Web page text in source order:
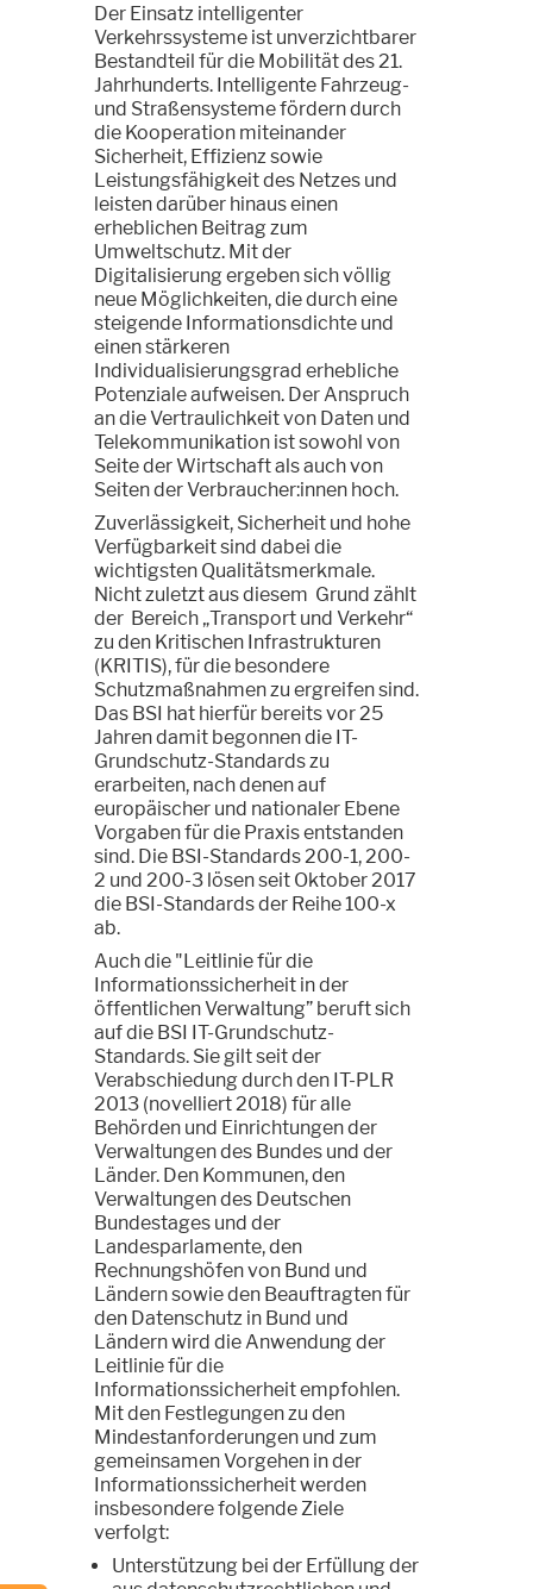
Der Einsatz intelligenter
Verkehrssysteme ist unverzichtbarer
Bestandteil für die Mobilität des 21.
Jahrhunderts. Intelligente Fahrzeug-
und Straßensysteme fördern durch
die Kooperation miteinander
Sicherheit, Effizienz sowie
Leistungsfähigkeit des Netzes und
leisten darüber hinaus einen
erheblichen Beitrag zum
Umweltschutz. Mit der
Digitalisierung ergeben sich völlig
neue Möglichkeiten, die durch eine
steigende Informationsdichte und
einen stärkeren
Individualisierungsgrad erhebliche
Potenziale aufweisen. Der Anspruch
an die Vertraulichkeit von Daten und
Telekommunikation ist sowohl von
Seite der Wirtschaft als auch von
Seiten der Verbraucher:innen hoch.
Zuverlässigkeit, Sicherheit und hohe
Verfügbarkeit sind dabei die
wichtigsten Qualitätsmerkmale.
Nicht zuletzt aus diesem Grund zählt
der Bereich „Transport und Verkehr“
zu den Kritischen Infrastrukturen
(KRITIS), für die besondere
Schutzmaßnahmen zu ergreifen sind.
Das BSI hat hierfür bereits vor 25
Jahren damit begonnen die IT-
Grundschutz-Standards zu
erarbeiten, nach denen auf
europäischer und nationaler Ebene
Vorgaben für die Praxis entstanden
sind. Die BSI-Standards 200-1, 200-
2 und 200-3 lösen seit Oktober 2017
die BSI-Standards der Reihe 100-x
ab.
Auch die "Leitlinie für die
Informationssicherheit in der
öffentlichen Verwaltung” beruft sich
auf die BSI IT-Grundschutz-
Standards. Sie gilt seit der
Verabschiedung durch den IT-PLR
2013 (novelliert 2018) für alle
Behörden und Einrichtungen der
Verwaltungen des Bundes und der
Länder. Den Kommunen, den
Verwaltungen des Deutschen
Bundestages und der
Landesparlamente, den
Rechnungshöfen von Bund und
Ländern sowie den Beauftragten für
den Datenschutz in Bund und
Ländern wird die Anwendung der
Leitlinie für die
Informationssicherheit empfohlen.
Mit den Festlegungen zu den
Mindestanforderungen und zum
gemeinsamen Vorgehen in der
Informationssicherheit werden
insbesondere folgende Ziele
verfolgt:
Unterstützung bei der Erfüllung der